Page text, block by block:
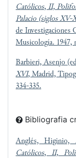
Católicos, II,
Palacio (siglos XV-
de Investigaciones
Musicología. 1947,
Barbieri, Asenjo
XVI, Madrid,
334-335.
Bibliografia
Anglés, Higinio,
Católicos, II,